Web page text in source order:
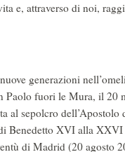
e, attraverso di noi,
generazioni
Paolo fuori le Mura, il 20
al sepolcro dell’Apostolo
Benedetto XVI alla XXVI
di Madrid (20 agosto